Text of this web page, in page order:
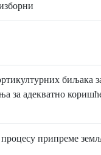
биљака
за адекватно
припреме